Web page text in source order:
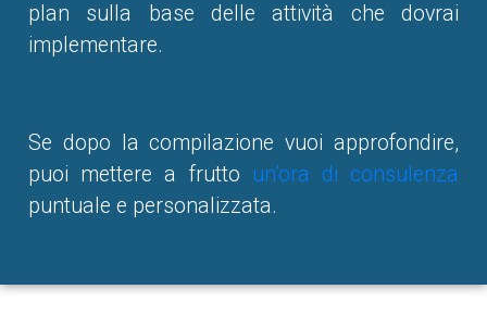
plan sulla base delle attività che dovrai
implementare.
Se dopo la compilazione vuoi approfondire,
puoi mettere a frutto
un’ora di consulenza
puntuale e personalizzata.